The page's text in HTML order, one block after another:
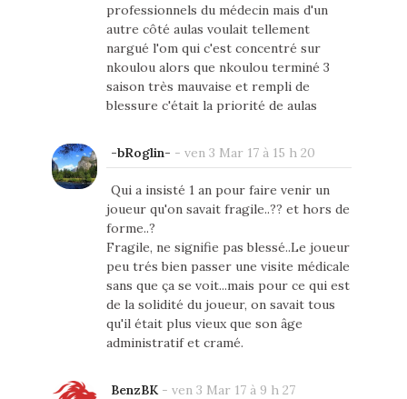
professionnels du médecin mais d'un
autre côté aulas voulait tellement
nargué l'om qui c'est concentré sur
nkoulou alors que nkoulou terminé 3
saison très mauvaise et rempli de
blessure c'était la priorité de aulas
-bRoglin- - ven 3 Mar 17 à 15 h 20
Qui a insisté 1 an pour faire venir un
joueur qu'on savait fragile..?? et hors de
forme..?
Fragile, ne signifie pas blessé..Le joueur
peu trés bien passer une visite médicale
sans que ça se voit...mais pour ce qui est
de la solidité du joueur, on savait tous
qu'il était plus vieux que son âge
administratif et cramé.
BenzBK- ven 3 Mar 17 à 9 h 27